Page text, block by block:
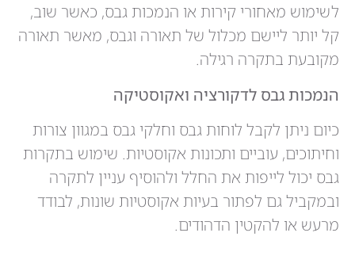
לשימוש מאחורי קירות או הנמכות גבס, כאשר שוב,
קל יותר ליישם מכלול של תאורה וגבס, מאשר תאורה
מקובעת בתקרה רגילה.
הנמכות גבס לדקורציה ואקוסטיקה
כיום ניתן לקבל לוחות גבס וחלקי גבס במגוון צורות
וחיתוכים, עוביים ותכונות אקוסטיות. שימוש בתקרות
גבס יכול לייפות את החלל ולהוסיף עניין לתקרה
ובמקביל גם לפתור בעיות אקוסטיות שונות, לבודד
מרעש או להקטין הדהודים.